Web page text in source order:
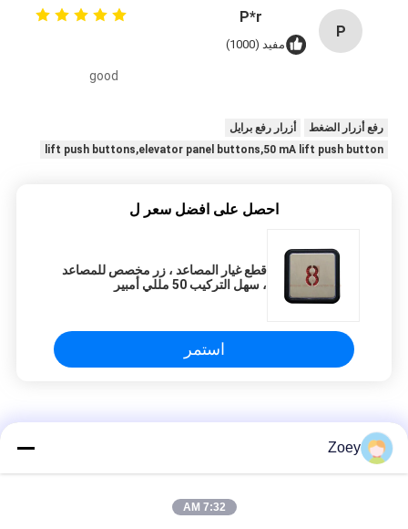
P
P*r
مفيد (1000)
good
رفع أزرار الضغط
أزرار رفع برايل
lift push buttons,elevator panel buttons,50 mA lift push button
احصل على افضل سعر ل
قطع غيار المصاعد ، زر مخصص للمصاعد
، سهل التركيب 50 مللي أمبير
استمر
مصعد زر
Zoey
7:32 AM